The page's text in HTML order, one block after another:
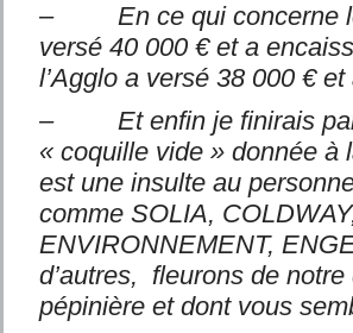
– En ce qui concerne
versé 40 000 € et a
l’Agglo a versé 38 000 €
– Et enfin je finirais par
« coquille vide » donnée à
est une insulte au
comme SOLIA,
ENVIRONNEMENT,
d’autres, fleurons de
pépinière et dont vous